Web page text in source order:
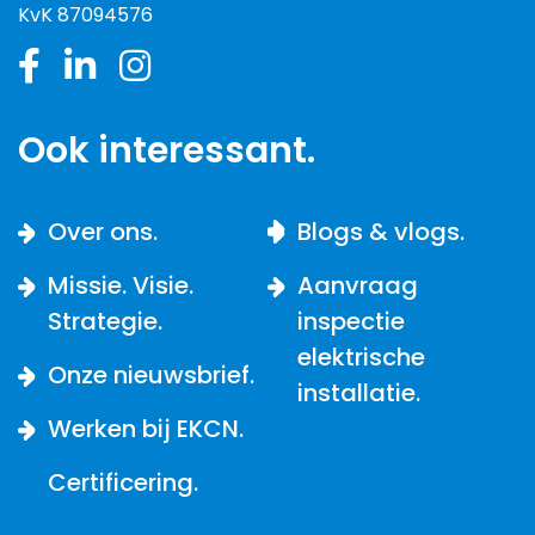
KvK 87094576
Ook interessant.
Over ons.
Missie. Visie.
Strategie.
Onze nieuwsbrief.
Werken bij EKCN.
Certificering.
Blogs & vlogs.
Aanvraag
inspectie
elektrische
installatie.